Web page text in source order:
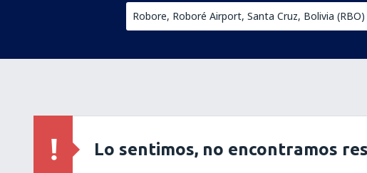
Lo sentimos, no encontramos